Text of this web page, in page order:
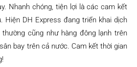
Nhanh chóng, tiện lợi là các cam kết
Hiện DH Express đang triển khai dịch
cũng như hàng đông lạnh trên
bay trên cả nước. Cam kết thời gian